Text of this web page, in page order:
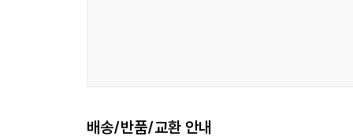
배송/반품/교환 안내